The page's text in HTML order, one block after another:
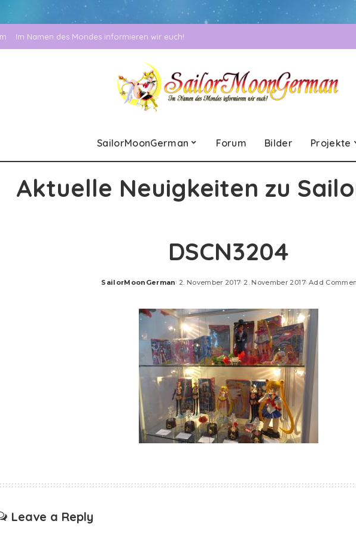
Im Namen des Mondes informieren wir euch!
SailorMoonGerman Forum Bilder Projekte
Aktuelle Neuigkeiten zu
DSCN3204
Posted
SailorMoonGerman 2. November 2017 2. November 2017 Add
Leave a Reply